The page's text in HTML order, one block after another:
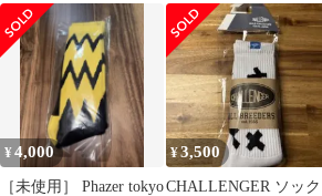
¥4,000
［未使用］ Phazer tokyo
¥3,500
CHALLENGER ソック